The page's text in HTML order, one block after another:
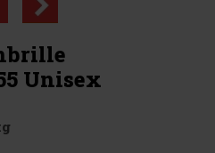
Unisex